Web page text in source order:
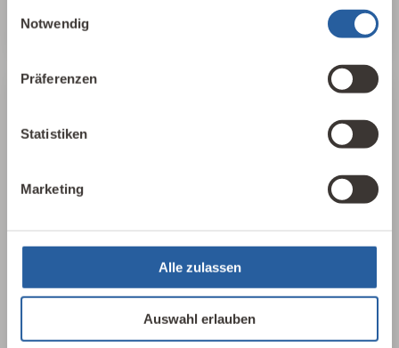
Notwendig
Präferenzen
Statistiken
Marketing
Alle zulassen
Auswahl erlauben
25 Leitlinien
Überblick haben wir in 25 Leitlinien der
herausgearbeitet, sortiert und
zusammengefasst. In 17 Sprachen, als PDF
oder als Plakat erhältlich.
25 Leitlinien ansehen